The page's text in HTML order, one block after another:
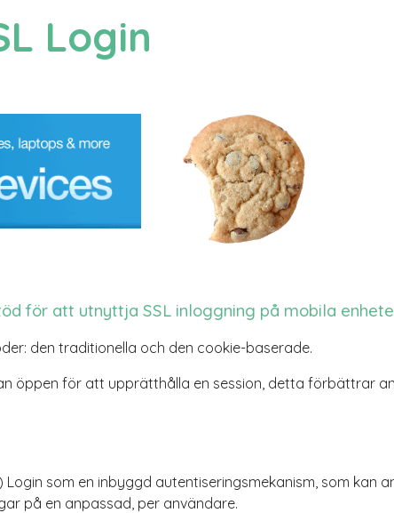
Login
för att utnyttja SSL inloggning på mobila
den traditionella och den cookie-baserade.
öppen för att upprätthålla en session, detta förbättrar
Login som en inbyggd autentiseringsmekanism, som kan
på en anpassad, per användare.